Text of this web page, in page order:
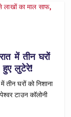
में तीन घरों
लुटेरे!
तीन घरों को निशाना
टाउन कॉलोनी